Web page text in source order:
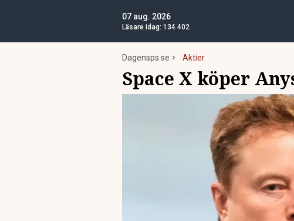
07 aug. 2026
Läsare idag: 134 402
Dagensps.se Aktier
Space X köper